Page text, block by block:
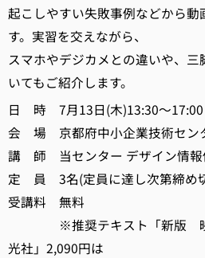
起こしやすい失敗事例などから動
す。実習を交えながら、
スマホやデジカメとの違いや、
いてもご紹介します。
日 時 7月13日(木)13:30～17:00
会 場 京都府中小企業技術セン
講 師 当センター デザイン情報
定 員 3名(定員に達し次第締め
受講料 無料
※推奨テキスト「新版 映
光社」2,090円は